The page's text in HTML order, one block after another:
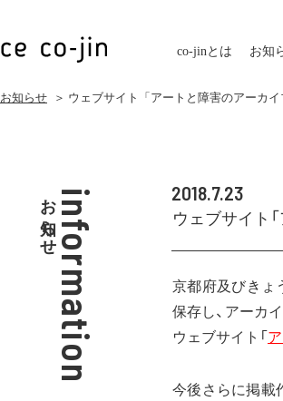
co-jinとは お知
お知らせ ＞ ウェブサイト「アートと障害のアーカイ
information
お知らせ 2018.7.23
ウェブサイト
京都府及びきょ
保存し、 アーカ
ウェブサイト 「
今後さらに掲載